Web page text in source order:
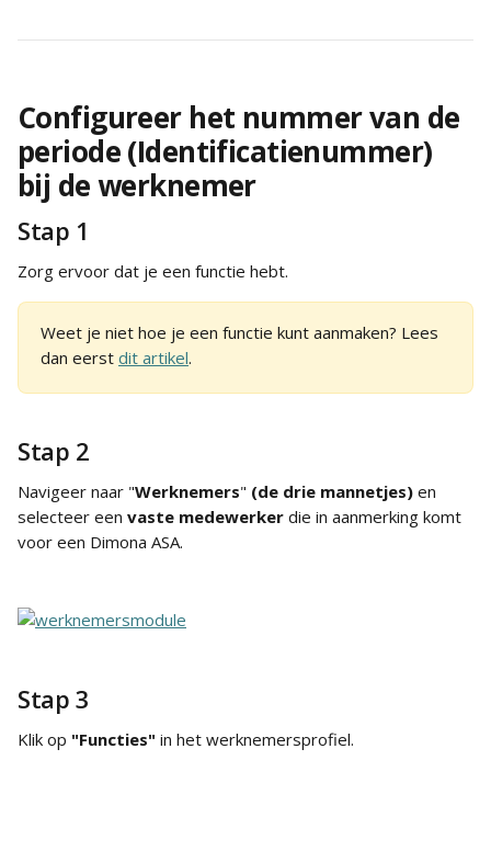
Configureer het nummer van de
periode (Identificatienummer)
bij de werknemer
Stap 1
Zorg ervoor dat je een functie hebt.
Weet je niet hoe je een functie kunt aanmaken? Lees
dan eerst dit artikel.
Stap 2
Navigeer naar "Werknemers" (de drie mannetjes) en
selecteer een vaste medewerker die in aanmerking komt
voor een Dimona ASA.
Stap 3
Klik op "Functies" in het werknemersprofiel.